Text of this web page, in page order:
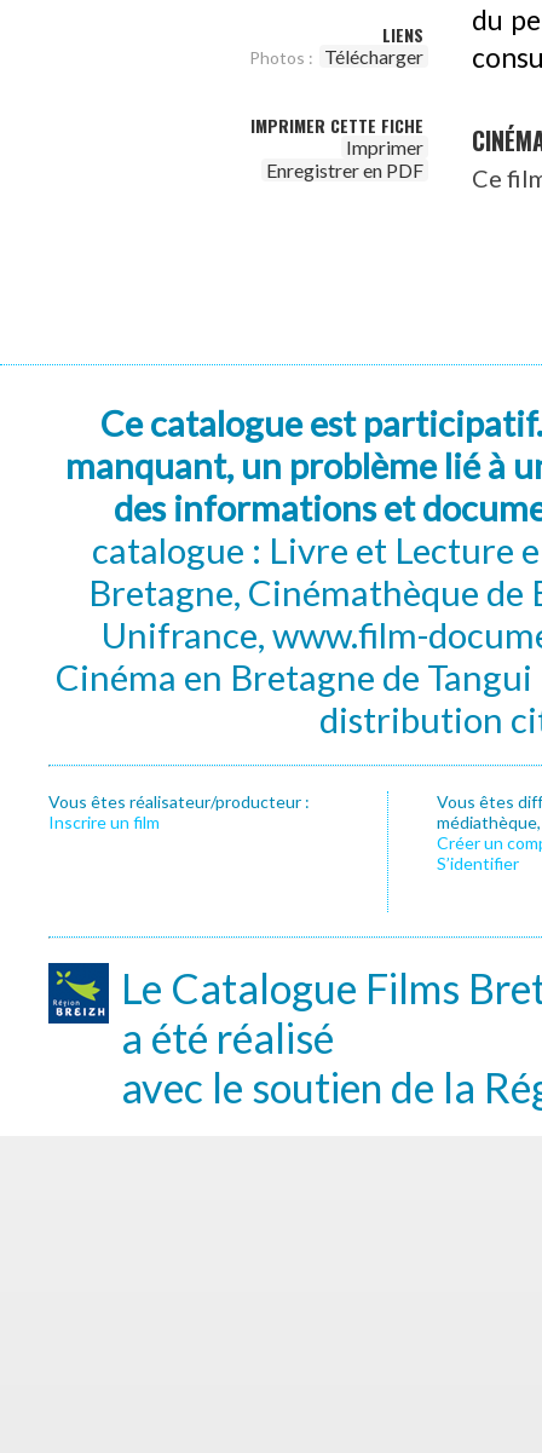
LIENS
Photos : Télécharger
IMPRIMER CETTE FICHE
Imprimer
Enregistrer en PDF
du
Ce
Ce catalogue est
manquant, un problème lié à
des informations et
catalogue : Livre et Lecture
Bretagne, Cinémathèque de
Unifrance, www.film-
Cinéma en Bretagne de
distribution
Vous êtes réalisateur/producteur :
Inscrire un film
Vous êtes
Créer un
S’identifier
Le Catalogue Films
a été réalisé
avec le soutien de la